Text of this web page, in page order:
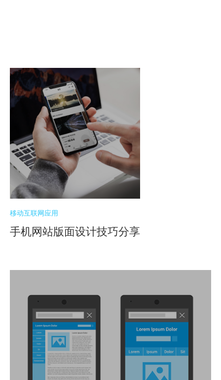
移动互联网应用
手机网站版面设计技巧分享